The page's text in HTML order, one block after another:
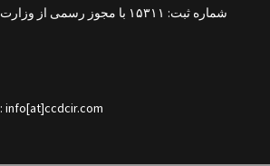
شماره ثبت: ۱۵۳۱۱ با مجوز رسمی از وزارت فرهنگ و ارشاد اسلامی
نشانی پست الکترونیکی: info[at]ccdcir.com